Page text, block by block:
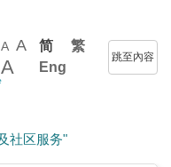
A A
A
简
繁
Eng
跳至內容
社区服务"